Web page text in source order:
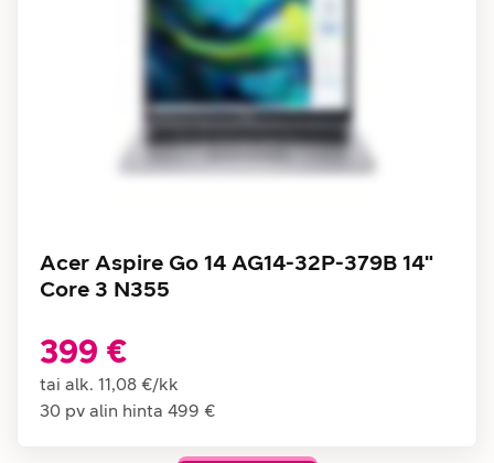
Acer Aspire Go 14 AG14-32P-379B 14"
Core 3 N355
399 €
tai alk. 11,08 €/kk
30 pv alin hinta 499 €